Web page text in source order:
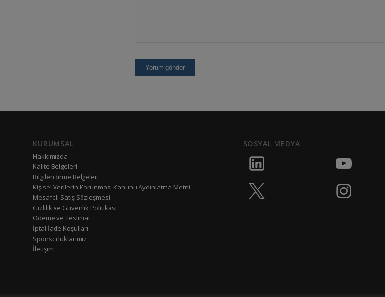
KURUMSAL
Hakkımızda
Kalite Belgeleri
Bilgilendirme Belgeleri
Kişisel Verilerin Korunması Kanunu Aydınlatma Metni
Mesafeli Satış Sözleşmesi
Gizlilik ve Güvenlik Politikası
Ödeme ve Teslimat
İptal İade Koşulları
Sponsorluklarımız
İletişim
SOSYAL MEDYA